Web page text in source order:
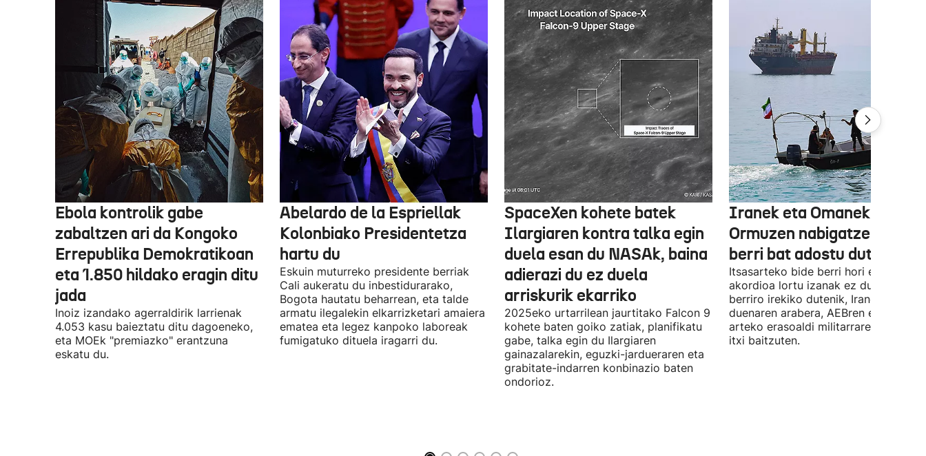
Ebola kontrolik gabe
zabaltzen ari da Kongoko
Errepublika Demokratikoan
eta 1.850 hildako eragin ditu
jada
Inoiz izandako agerraldirik larrienak
4.053 kasu baieztatu ditu dagoeneko,
eta MOEk "premiazko" erantzuna
eskatu du.
Abelardo de la Espriellak
Kolonbiako Presidentetza
hartu du
Eskuin muturreko presidente berriak
Cali aukeratu du inbestidurarako,
Bogota hautatu beharrean, eta talde
armatu ilegalekin elkarrizketari amaiera
ematea eta legez kanpoko laboreak
fumigatuko dituela iragarri du.
SpaceXen kohete batek
Ilargiaren kontra talka egin
duela esan du NASAk, baina
adierazi du ez duela
arriskurik ekarriko
2025eko urtarrilean jaurtitako Falcon 9
kohete baten goiko zatiak, planifikatu
gabe, talka egin du Ilargiaren
gainazalarekin, eguzki-jardueraren eta
grabitate-indarren konbinazio baten
ondorioz.
Iranek eta Omanek
Ormuzen nabigatzeko bide
berri bat adostu dute
Itsasarteko bide berri hori egiteko
akordioa lortu izanak ez du esan nahi
berriro irekiko dutenik, Iranek
duenaren arabera, AEBren eta
arteko erasoaldi militarraren
itxi baitzuten.